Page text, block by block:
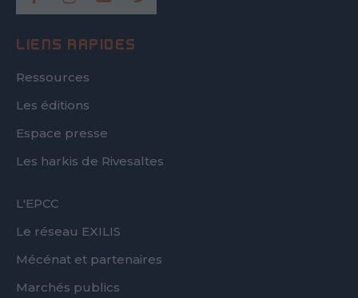
LIENS RAPIDES
Ressources
Les éditions
Espace presse
Les harkis de Rivesaltes
FOOTER
L'EPCC
Le réseau EXILIS
Mécénat et partenaires
Marchés publics